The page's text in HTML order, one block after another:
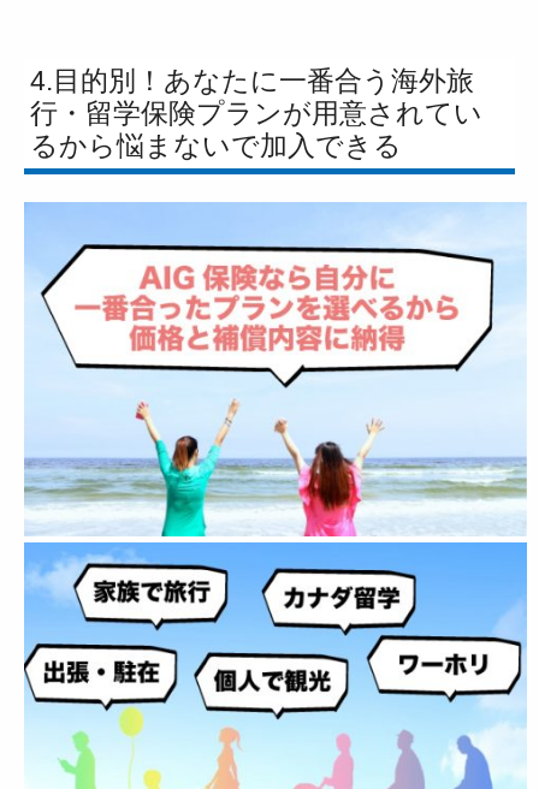
4.目的別！あなたに一番合う海外旅
行・留学保険プランが用意されてい
るから悩まないで加入できる